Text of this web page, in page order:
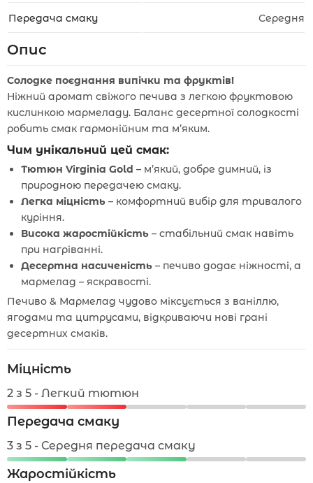
Передача смаку Середня
Опис
Солодке поєднання випічки та фруктів!
Ніжний аромат свіжого печива з легкою фруктовою
кислинкою мармеладу. Баланс десертної солодкості
робить смак гармонійним та м’яким.
Чим унікальний цей смак:
Тютюн Virginia Gold – м’який, добре димний, із
природною передачею смаку.
Легка міцність – комфортний вибір для тривалого
куріння.
Висока жаростійкість – стабільний смак навіть
при нагріванні.
Десертна насиченість – печиво додає ніжності, а
мармелад – яскравості.
Печиво & Мармелад чудово міксується з ваніллю,
ягодами та цитрусами, відкриваючи нові грані
десертних смаків.
Міцність
2 з 5 - Легкий тютюн
Передача смаку
3 з 5 - Середня передача смаку
Жаростійкість